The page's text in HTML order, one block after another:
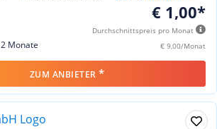
€ 1,00*
Durchschnittspreis pro Monat
€ 9,00/Monat
Monate
ZUM ANBIETER *